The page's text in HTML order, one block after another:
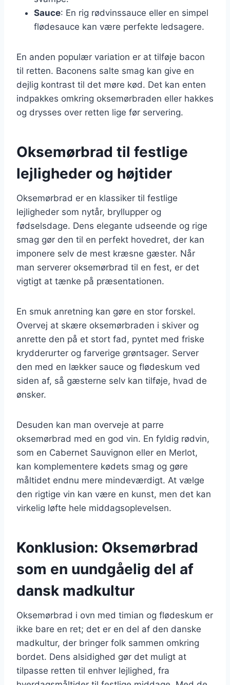
Sauce: En rig rødvinssauce eller en simpel
flødesauce kan være perfekte ledsagere.
En anden populær variation er at tilføje bacon
til retten. Baconens salte smag kan give en
dejlig kontrast til det møre kød. Det kan enten
indpakkes omkring oksemørbraden eller hakkes
og drysses over retten lige før servering.
Oksemørbrad til festlige
lejligheder og højtider
Oksemørbrad er en klassiker til festlige
lejligheder som nytår, bryllupper og
fødselsdage. Dens elegante udseende og rige
smag gør den til en perfekt hovedret, der kan
imponere selv de mest kræsne gæster. Når
man serverer oksemørbrad til en fest, er det
vigtigt at tænke på præsentationen.
En smuk anretning kan gøre en stor forskel.
Overvej at skære oksemørbraden i skiver og
anrette den på et stort fad, pyntet med friske
krydderurter og farverige grøntsager. Server
den med en lækker sauce og flødeskum ved
siden af, så gæsterne selv kan tilføje, hvad de
ønsker.
Desuden kan man overveje at parre
oksemørbrad med en god vin. En fyldig rødvin,
som en Cabernet Sauvignon eller en Merlot,
kan komplementere kødets smag og gøre
måltidet endnu mere mindeværdigt. At vælge
den rigtige vin kan være en kunst, men det kan
virkelig løfte hele middagsoplevelsen.
Konklusion: Oksemørbrad
som en uundgåelig del af
dansk madkultur
Oksemørbrad i ovn med timian og flødeskum er
ikke bare en ret; det er en del af den danske
madkultur, der bringer folk sammen omkring
bordet. Dens alsidighed gør det muligt at
tilpasse retten til enhver lejlighed, fra